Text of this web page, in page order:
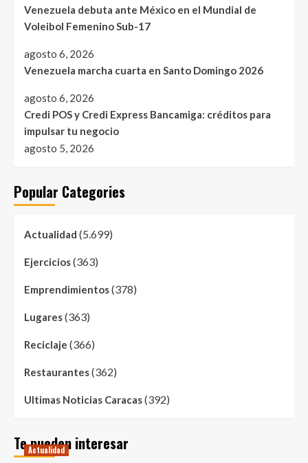
Venezuela debuta ante México en el Mundial de
Voleibol Femenino Sub-17
agosto 6, 2026
Venezuela marcha cuarta en Santo Domingo 2026
agosto 6, 2026
Credi POS y Credi Express Bancamiga: créditos para
impulsar tu negocio
agosto 5, 2026
Popular Categories
Actualidad (5.699)
Ejercicios(363)
Emprendimientos(378)
Lugares(363)
Reciclaje (366)
Restaurantes(362)
Ultimas Noticias Caracas(392)
Te pueden interesar
Actualidad